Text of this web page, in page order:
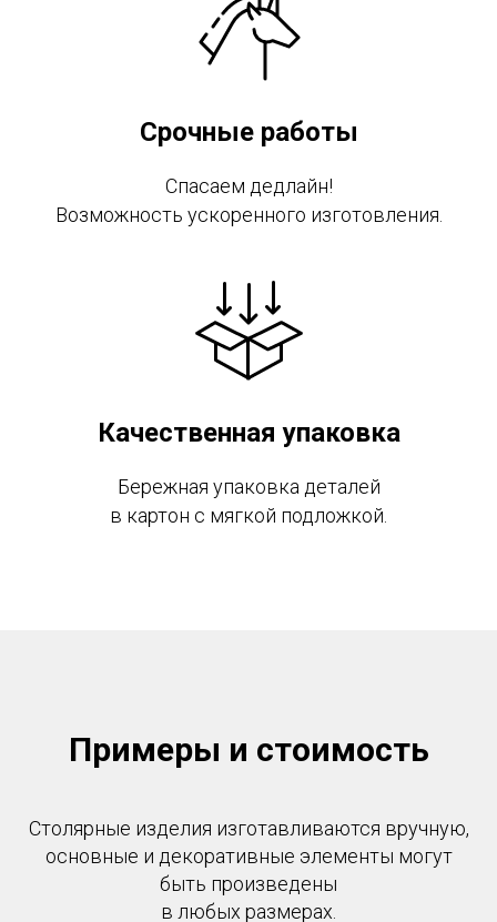
Срочные работы
Спасаем дедлайн!
Возможность ускоренного изготовления.
Качественная упаковка
Бережная упаковка деталей
в картон с мягкой подложкой.
Примеры и стоимость
Столярные изделия изготавливаются вручную,
основные и декоративные элементы могут
быть произведены
в любых размерах.